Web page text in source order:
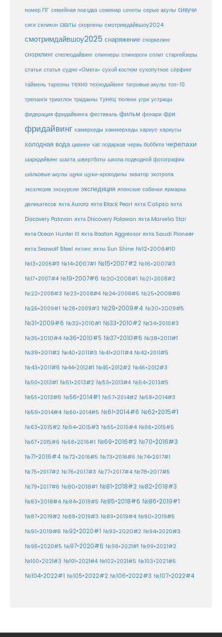
номер ПГ семейная поездка семинар сеноты серые акулы сивучи
сиги силикон скаты скорпены смотримдайвшоу2024
смотримдайвшоу2025 снаряжение сноркелинг
снорклинг спелеодайвинг спиннеры спинороги сплит старгейзеры
статьи статья судно «Омега» сухой костюм сухопутное сёрфинг
таймень тарпоны техно технодайвинг тигровые акулы топ-10
трепанги триатлон тридакны тунец тюлени угри устрицы
федерация фридайвинга фестиваль фильм фонари фри
фридайвинг хамерхеды хаммерхеды хариус хариусы
холодная вода цианеи час подарков червь боббита черепахи
шаркдайвинг шахта швертботы школа подводной фотографии
шёлковые акулы щуки щуки-крокодилы экватор экотропа
эксклюзив экскурсии экспедиция японские собачки ярмарка
деликатесов яхта Aurora яхта Black Pearl яхта Calipso яхта
Discovery Palavan яхта Discovery Palawan яхта Marselia Star
яхта Ocean Hunter III яхта Roatan Aggressor яхта Saudi Pioneer
яхта Seawolf Steel яхтинг яхты Sun Shine №12•2006#10
№13•2006#11 №14•2007#1 №15•2007#2 №16•2007#3
№17•2007#4 №19•2007#6 №20•2008#1 №21•2008#2
№22•2008#3 №23•2008#4 №24•2008#5 №25•2008#6
№26•2009#1 №28•2009#3 №29•2009#4 №30•2009#5
№31•2009#6 №32•2010#1 №33•2010#2 №34•2010#3
№35•2010#4 №36•2010#5 №37•2010#6 №38•2011#1
№39•2011#2 №40•2011#3 №41•2011#4 №42•2011#5
№43•2011#6 №44•2012#1 №45•2012#2 №46•2012#3
№50•2013#1 №51•2013#2 №53•2013#4 №54•2013#5
№55•2013#6 №56•2014#1 №57•2014#2 №58•2014#3
№59•2014#4 №60•2014#5 №61•2014#6 №62•2015#1
№63•2015#2 №64•2015#3 №65•2015#4 №66•2015#5
№67•2015#6 №68•2016#1 №69•2016#2 №70•2016#3
№71•2016#4 №72•2016#5 №73•2016#6 №74•2017#1
№75•2017#2 №76•2017#3 №77•2017#4 №78•2017#5
№79•2017#6 №80•2018#1 №81•2018#2 №82•2018#3
№83•2018#4 №84•2018#5 №85•2018#6 №86•2019#1
№87•2019#2 №88•2019#3 №89•2019#4 №90•2019#5
№91•2019#6 №92•2020#1 №93•2020#2 №94•2020#3
№96•2020#5 №97•2020#6 №98•2021#1 №99•2021#2
№100•2021#3 №101•2021#4 №102•2021#5 №103•2021#6
№104•2022#1 №105•2022#2 №106•2022#3 №107•2022#4